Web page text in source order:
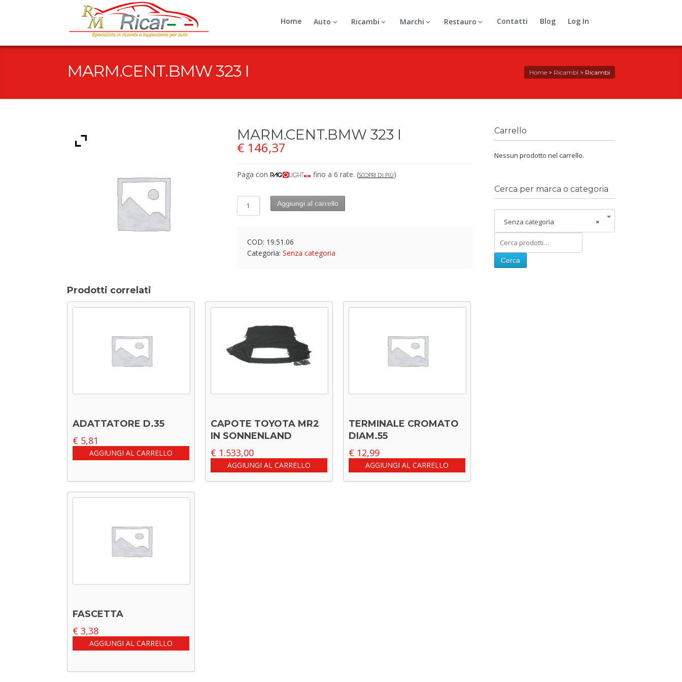
Home Auto Ricambi Marchi Restauro Contatti Blog Log In
MARM.CENT.BMW 323 I Home> Ricambi > Ricambi
MARM.CENT.BMW 323 I
€ 146,37
Paga con fino a 6 rate. (SCOPRI DI PIÙ)
Aggiungi al carrello
COD: 19.51.06
Categoria: Senza categoria
Prodotti correlati
ADATTATORE D.35
€ 5,81
AGGIUNGI AL CARRELLO
CAPOTE TOYOTA MR2
IN SONNENLAND
€ 1.533,00
AGGIUNGI AL CARRELLO
TERMINALE CROMATO
DIAM.55
€ 12,99
AGGIUNGI AL CARRELLO
FASCETTA
€ 3,38
AGGIUNGI AL CARRELLO
Carrello
Nessun prodotto nel carrello.
Cerca per marca o categoria
×
Senza categoria
Cerca